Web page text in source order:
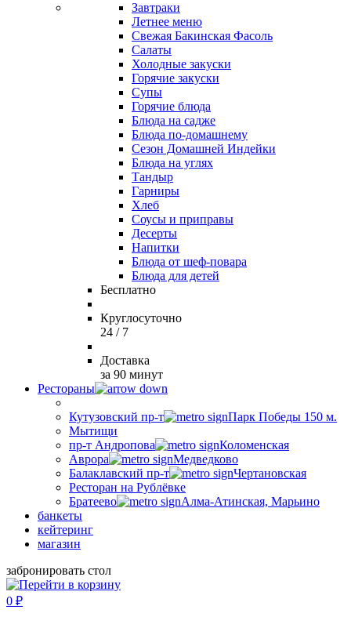
Завтраки
Летнее меню
Свежая Бакинская Фасоль
Салаты
Холодные закуски
Горячие закуски
Супы
Горячие блюда
Блюда на садже
Блюда по-домашнему
Сезон Домашней Индейки
Блюда на углях
Тандыр
Гарниры
Хлеб
Соусы и приправы
Десерты
Напитки
Блюда от шеф-повара
Блюда для детей
Бесплатно
Круглосуточно
24 / 7
Доставка
за 90 минут
Рестораны
Кутузовский пр-т
Парк Победы 150 м.
Мытищи
пр-т Андропова
Коломенская
Аврора
Медведково
Балаклавский пр-т
Чертановская
Ресторан на Рублёвке
Братеево
Алма-Атинская, Марьино
банкеты
кейтеринг
магазин
забронировать стол
0 ₽